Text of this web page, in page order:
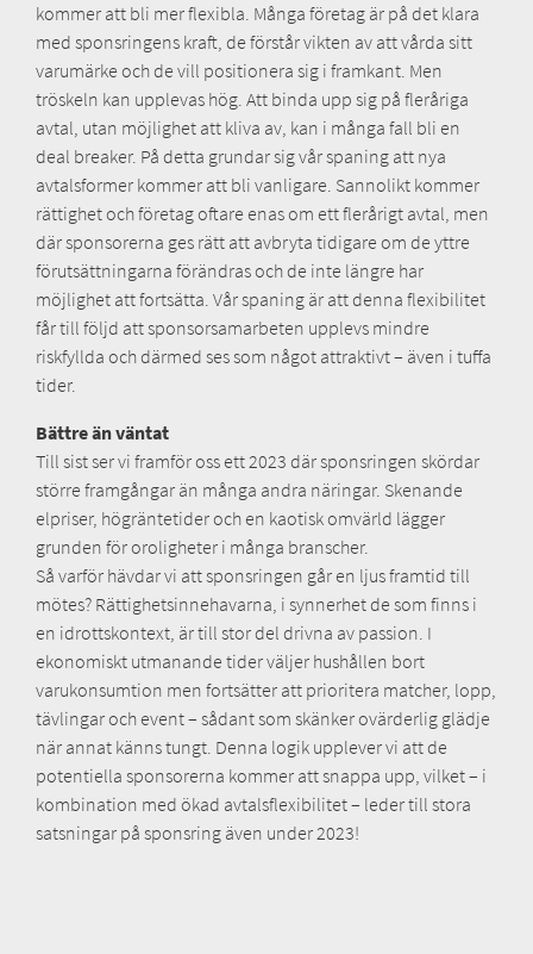
kommer att bli mer flexibla. Många företag är på det klara
med sponsringens kraft, de förstår vikten av att vårda sitt
varumärke och de vill positionera sig i framkant. Men
tröskeln kan upplevas hög. Att binda upp sig på fleråriga
avtal, utan möjlighet att kliva av, kan i många fall bli en
deal breaker. På detta grundar sig vår spaning att nya
avtalsformer kommer att bli vanligare. Sannolikt kommer
rättighet och företag oftare enas om ett flerårigt avtal, men
där sponsorerna ges rätt att avbryta tidigare om de yttre
förutsättningarna förändras och de inte längre har
möjlighet att fortsätta. Vår spaning är att denna flexibilitet
får till följd att sponsorsamarbeten upplevs mindre
riskfyllda och därmed ses som något attraktivt – även i tuffa
tider.
Bättre än väntat
Till sist ser vi framför oss ett 2023 där sponsringen skördar
större framgångar än många andra näringar. Skenande
elpriser, högräntetider och en kaotisk omvärld lägger
grunden för oroligheter i många branscher.
Så varför hävdar vi att sponsringen går en ljus framtid till
mötes? Rättighetsinnehavarna, i synnerhet de som finns i
en idrottskontext, är till stor del drivna av passion. I
ekonomiskt utmanande tider väljer hushållen bort
varukonsumtion men fortsätter att prioritera matcher, lopp,
tävlingar och event – sådant som skänker ovärderlig glädje
när annat känns tungt. Denna logik upplever vi att de
potentiella sponsorerna kommer att snappa upp, vilket – i
kombination med ökad avtalsflexibilitet – leder till stora
satsningar på sponsring även under 2023!